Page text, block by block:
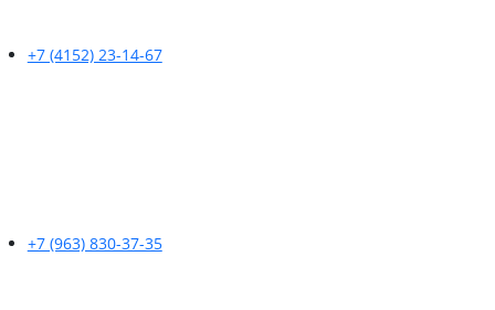
+7 (4152) 23-14-67
+7 (963) 830-37-35